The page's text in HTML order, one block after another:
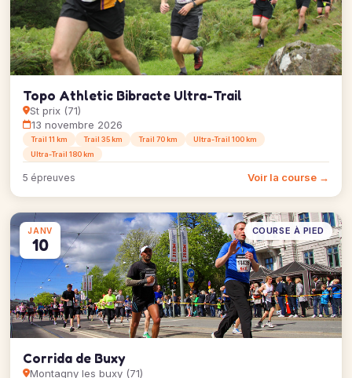
Topo Athletic Bibracte Ultra-Trail
St prix (71)
13 novembre 2026
Trail 11 km Trail 35 km Trail 70 km
Ultra-Trail 100 km
Ultra-Trail 180 km
5 épreuves Voir la course →
JANV
10
COURSE À PIED
Corrida de Buxy
Montagny les buxy (71)